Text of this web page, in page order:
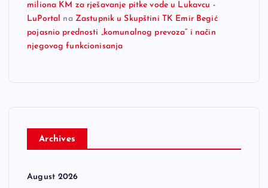
miliona KM za rješavanje pitke vode u Lukavcu -
LuPortal na Zastupnik u Skupštini TK Emir Begić
pojasnio prednosti „komunalnog prevoza“ i način
njegovog funkcionisanja
Archives
August 2026